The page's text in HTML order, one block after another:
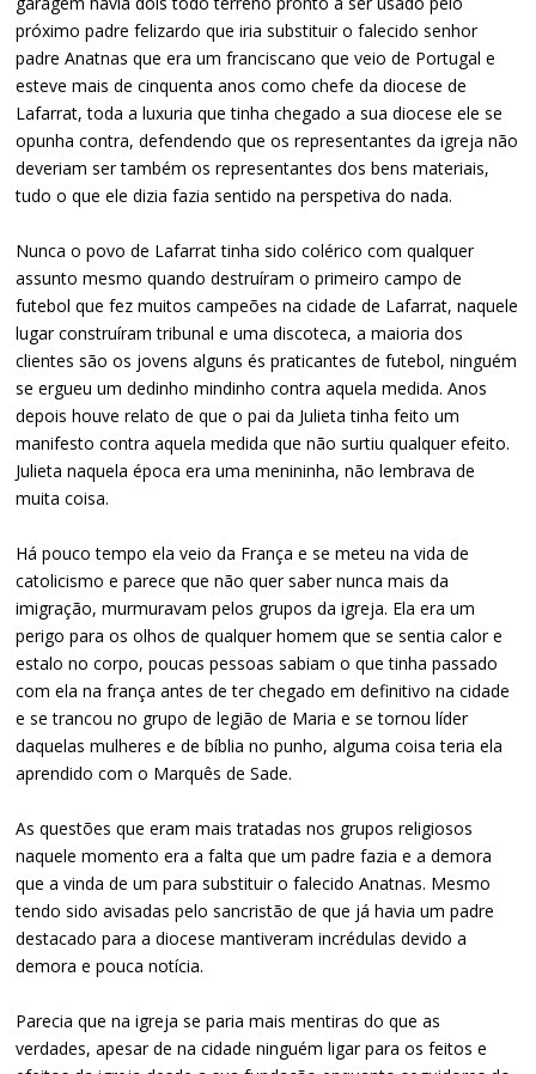
próximo padre felizardo que iria substituir o falecido senhor
padre Anatnas que era um franciscano que veio de Portugal e
esteve mais de cinquenta anos como chefe da diocese de
Lafarrat, toda a luxuria que tinha chegado a sua diocese ele se
opunha contra, defendendo que os representantes da igreja não
deveriam ser também os representantes dos bens materiais,
tudo o que ele dizia fazia sentido na perspetiva do nada.
Nunca o povo de Lafarrat tinha sido colérico com qualquer
assunto mesmo quando destruíram o primeiro campo de
futebol que fez muitos campeões na cidade de Lafarrat, naquele
lugar construíram tribunal e uma discoteca, a maioria dos
clientes são os jovens alguns és praticantes de futebol, ninguém
se ergueu um dedinho mindinho contra aquela medida. Anos
depois houve relato de que o pai da Julieta tinha feito um
manifesto contra aquela medida que não surtiu qualquer efeito.
Julieta naquela época era uma menininha, não lembrava de
muita coisa.
Há pouco tempo ela veio da França e se meteu na vida de
catolicismo e parece que não quer saber nunca mais da
imigração, murmuravam pelos grupos da igreja. Ela era um
perigo para os olhos de qualquer homem que se sentia calor e
estalo no corpo, poucas pessoas sabiam o que tinha passado
com ela na frança antes de ter chegado em definitivo na cidade
e se trancou no grupo de legião de Maria e se tornou líder
daquelas mulheres e de bíblia no punho, alguma coisa teria ela
aprendido com o Marquês de Sade.
As questões que eram mais tratadas nos grupos religiosos
naquele momento era a falta que um padre fazia e a demora
que a vinda de um para substituir o falecido Anatnas. Mesmo
tendo sido avisadas pelo sancristão de que já havia um padre
destacado para a diocese mantiveram incrédulas devido a
demora e pouca notícia.
Parecia que na igreja se paria mais mentiras do que as
verdades, apesar de na cidade ninguém ligar para os feitos e